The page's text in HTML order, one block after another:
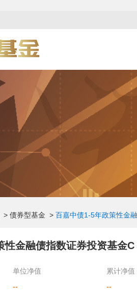
> 债券型基金 > 百嘉中债1-5年政策性金
性金融债指数证券投资基金C
单位净值
累计净值
-- --